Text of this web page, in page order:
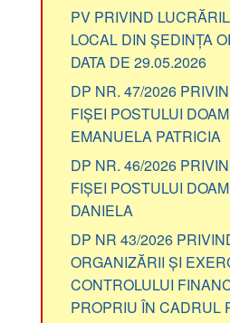
PV PRIVIND
LOCAL DIN ȘEDINȚA
DATA DE 29.05.2026
DP NR. 47/2026
FIȘEI POSTULUI
EMANUELA PATRICIA
DP NR. 46/2026
FIȘEI POSTULUI
DANIELA
DP NR 43/2026
ORGANIZĂRII ȘI
CONTROLULUI
PROPRIU ÎN CADRUL